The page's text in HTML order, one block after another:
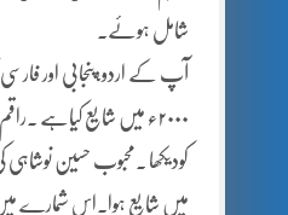
شامل ہوئے.
آپ کے اردو،پنجابی اور
میں شایع ہوا.اس شمارے میں